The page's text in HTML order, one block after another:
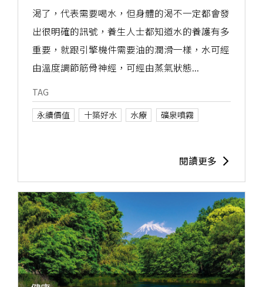
渴了，代表需要喝水，但身體的渴不一定都會發
出很明確的訊號，養生人士都知道水的養護有多
重要，就跟引擎機件需要油的潤滑一樣，水可經
由溫度調節筋骨神經，可經由蒸氣狀態...
TAG
永續價值
十築好水 水療 礦泉噴霧
閱讀更多